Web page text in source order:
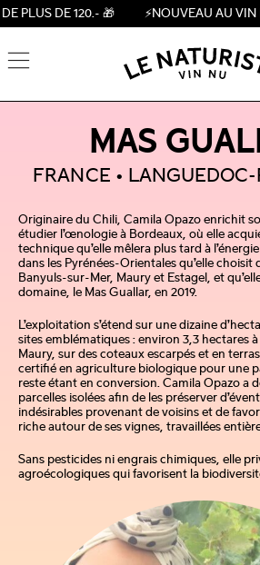
DE 120.- 🎁 ⚡NOUVEAU AU VIN
MAS
FRANCE
Originaire du Chili, Camila Opazo enrichit
étudier l’œnologie à Bordeaux, où elle
technique qu’elle mêlera plus tard à
dans les Pyrénées-Orientales qu’elle choisit
Banyuls-sur-Mer, Maury et Estagel, et
domaine, le Mas Guallar, en 2019.
L’exploitation s’étend sur une dizaine
sites emblématiques : environ 3,3 hectares
Maury, sur des coteaux escarpés et en
certifié en agriculture biologique pour une
reste étant en conversion. Camila Opazo a
parcelles isolées afin de les préserver
indésirables provenant de voisins et de
riche autour de ses vignes, travaillées
Sans pesticides ni engrais chimiques, elle
agroécologiques qui favorisent la